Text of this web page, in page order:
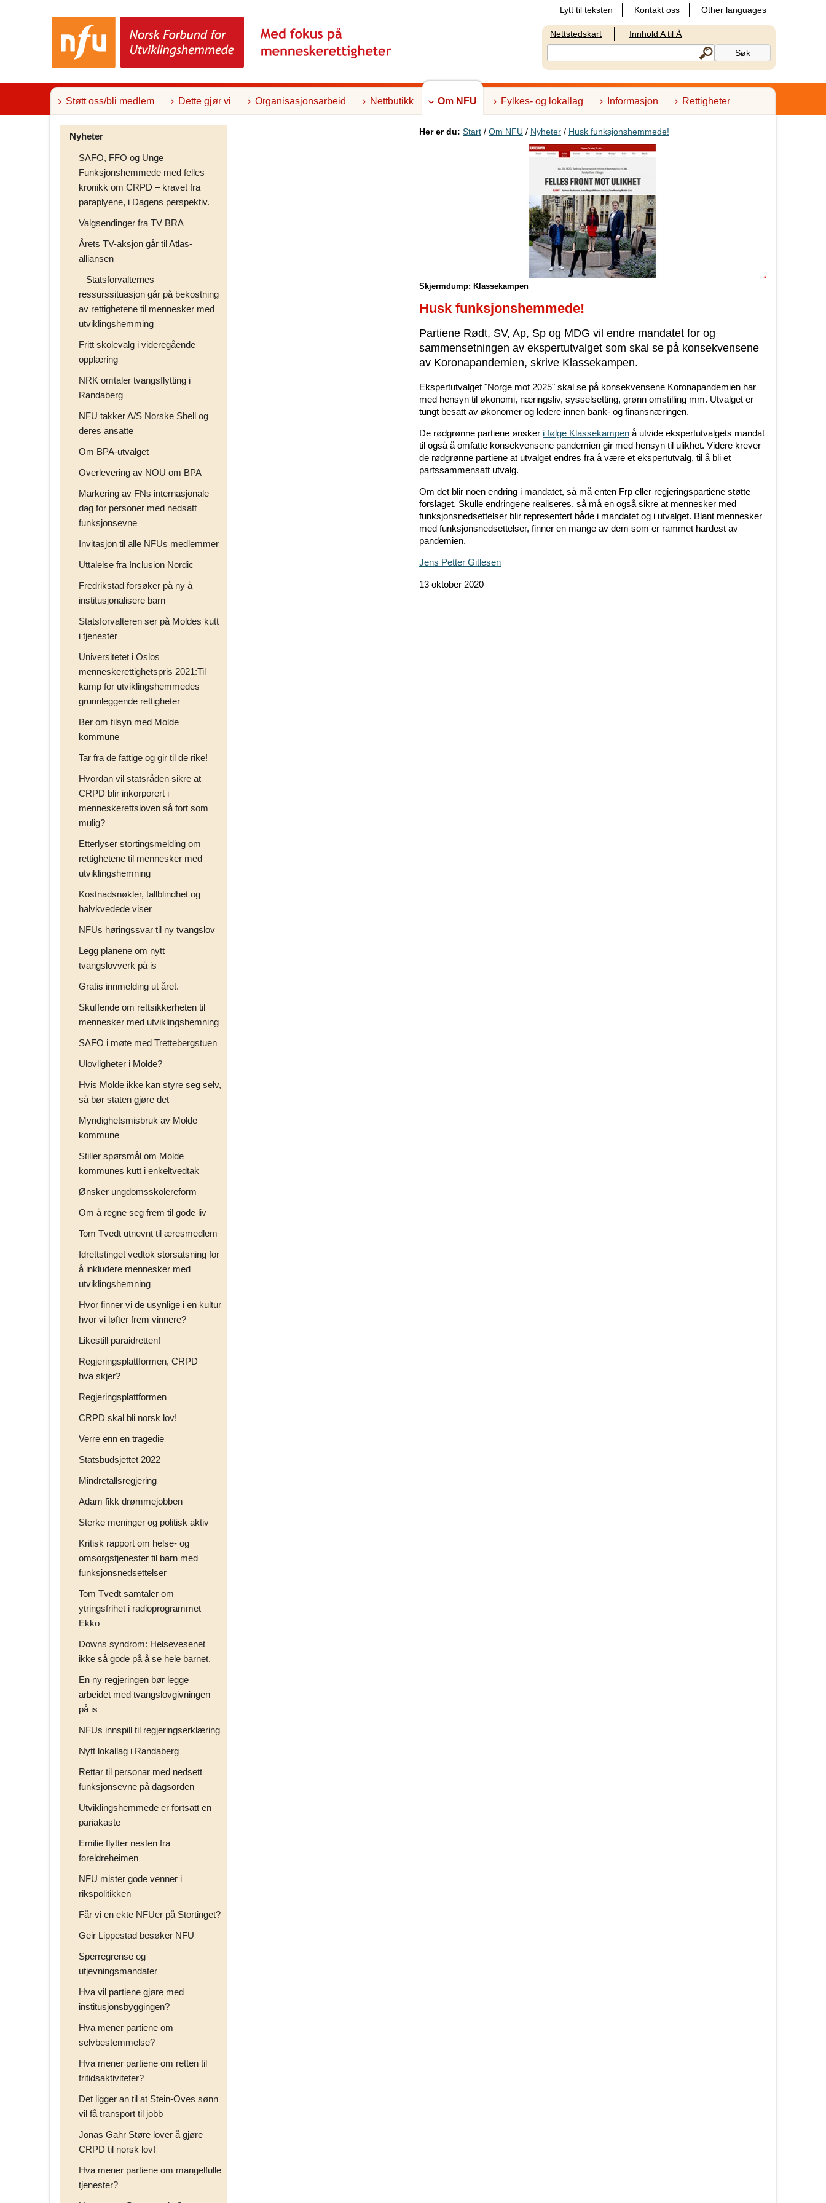
o
Lytt til teksten Kontakt oss Other languages
Nettstedskart Innhold A til Å
Støtt oss/bli medlem Dette gjør vi Organisasjonsarbeid Nettbutikk Om NFU Fylkes- og lokallag Informasjon Rettigheter
Nyheter
SAFO, FFO og Unge
Funksjonshemmede med felles
kronikk om CRPD – kravet fra
paraplyene, i Dagens perspektiv.
Valgsendinger fra TV BRA
Årets TV-aksjon går til Atlas-
alliansen
– Statsforvalternes
ressurssituasjon går på bekostning
av rettighetene til mennesker med
utviklingshemming
Fritt skolevalg i videregående
opplæring
NRK omtaler tvangsflytting i
Randaberg
NFU takker A/S Norske Shell og
deres ansatte
Om BPA-utvalget
Overlevering av NOU om BPA
Markering av FNs internasjonale
dag for personer med nedsatt
funksjonsevne
Invitasjon til alle NFUs medlemmer
Uttalelse fra Inclusion Nordic
Fredrikstad forsøker på ny å
institusjonalisere barn
Statsforvalteren ser på Moldes kutt
i tjenester
Universitetet i Oslos
menneskerettighetspris 2021:Til
kamp for utviklingshemmedes
grunnleggende rettigheter
Ber om tilsyn med Molde
kommune
Tar fra de fattige og gir til de rike!
Hvordan vil statsråden sikre at
CRPD blir inkorporert i
menneskerettsloven så fort som
mulig?
Etterlyser stortingsmelding om
rettighetene til mennesker med
utviklingshemning
Kostnadsnøkler, tallblindhet og
halvkvedede viser
NFUs høringssvar til ny tvangslov
Legg planene om nytt
tvangslovverk på is
Gratis innmelding ut året.
Skuffende om rettsikkerheten til
mennesker med utviklingshemning
SAFO i møte med Trettebergstuen
Ulovligheter i Molde?
Hvis Molde ikke kan styre seg selv,
så bør staten gjøre det
Myndighetsmisbruk av Molde
kommune
Stiller spørsmål om Molde
kommunes kutt i enkeltvedtak
Ønsker ungdomsskolereform
Om å regne seg frem til gode liv
Tom Tvedt utnevnt til æresmedlem
Idrettstinget vedtok storsatsning for
å inkludere mennesker med
utviklingshemning
Hvor finner vi de usynlige i en kultur
hvor vi løfter frem vinnere?
Likestill paraidretten!
Regjeringsplattformen, CRPD –
hva skjer?
Regjeringsplattformen
CRPD skal bli norsk lov!
Verre enn en tragedie
Statsbudsjettet 2022
Mindretallsregjering
Adam fikk drømmejobben
Sterke meninger og politisk aktiv
Kritisk rapport om helse- og
omsorgstjenester til barn med
funksjonsnedsettelser
Tom Tvedt samtaler om
ytringsfrihet i radioprogrammet
Ekko
Downs syndrom: Helsevesenet
ikke så gode på å se hele barnet.
En ny regjeringen bør legge
arbeidet med tvangslovgivningen
på is
NFUs innspill til regjeringserklæring
Nytt lokallag i Randaberg
Rettar til personar med nedsett
funksjonsevne på dagsorden
Utviklingshemmede er fortsatt en
pariakaste
Emilie flytter nesten fra
foreldreheimen
NFU mister gode venner i
rikspolitikken
Får vi en ekte NFUer på Stortinget?
Geir Lippestad besøker NFU
Sperregrense og
utjevningsmandater
Hva vil partiene gjøre med
institusjonsbyggingen?
Hva mener partiene om
selvbestemmelse?
Hva mener partiene om retten til
fritidsaktiviteter?
Det ligger an til at Stein-Oves sønn
vil få transport til jobb
Jonas Gahr Støre lover å gjøre
CRPD til norsk lov!
Hva mener partiene om mangelfulle
tjenester?
Her er du: Start / Om NFU / Nyheter / Husk funksjonshemmede!
Skjermdump: Klassekampen
Husk funksjonshemmede!
Partiene Rødt, SV, Ap, Sp og MDG vil endre mandatet for og
sammensetningen av ekspertutvalget som skal se på konsekvensene
av Koronapandemien, skrive Klassekampen.
Ekspertutvalget "Norge mot 2025" skal se på konsekvensene Koronapandemien har
med hensyn til økonomi, næringsliv, sysselsetting, grønn omstilling mm. Utvalget er
tungt besatt av økonomer og ledere innen bank- og finansnæringen.
De rødgrønne partiene ønsker i følge Klassekampen å utvide ekspertutvalgets mandat
til også å omfatte konsekvensene pandemien gir med hensyn til ulikhet. Videre krever
de rødgrønne partiene at utvalget endres fra å være et ekspertutvalg, til å bli et
partssammensatt utvalg.
Om det blir noen endring i mandatet, så må enten Frp eller regjeringspartiene støtte
forslaget. Skulle endringene realiseres, så må en også sikre at mennesker med
funksjonsnedsettelser blir representert både i mandatet og i utvalget. Blant mennesker
med funksjonsnedsettelser, finner en mange av dem som er rammet hardest av
pandemien.
Jens Petter Gitlesen
13 oktober 2020